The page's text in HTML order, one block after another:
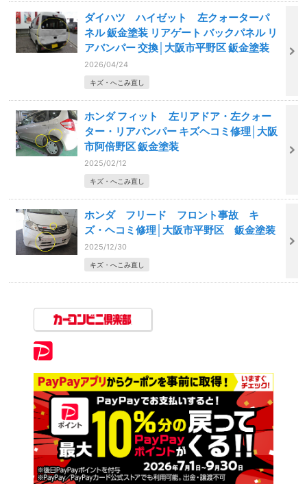
ダイハツ ハイゼット 左クォーターパ
ネル 鈑金塗装 リアゲート バックパネル リ
アバンパー 交換│大阪市平野区 鈑金塗装
2026/04/24
キズ・へこみ直し
ホンダ フィット 左リアドア・左クォー
ター・リアバンパー キズヘコミ修理│大阪
市阿倍野区 鈑金塗装
2025/02/12
キズ・へこみ直し
ホンダ フリード フロント事故 キ
ズ・ヘコミ修理│大阪市平野区 鈑金塗装
2025/12/30
キズ・へこみ直し